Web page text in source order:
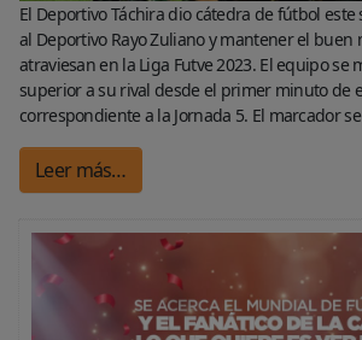
El Deportivo Táchira dio cátedra de fútbol este
al Deportivo Rayo Zuliano y mantener el buen
atraviesan en la Liga Futve 2023. El equipo se
superior a su rival desde el primer minuto de
correspondiente a la Jornada 5. El marcador
Leer más…